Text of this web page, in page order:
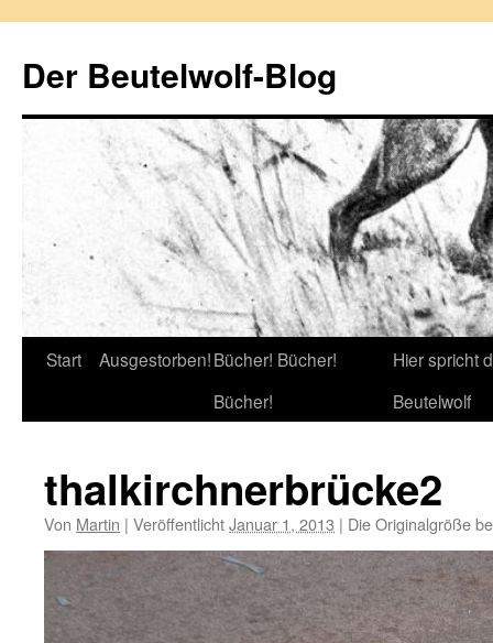
springen
Der Beutelwolf-Blog
Start Ausgestorben!Bücher! Bücher!
Bücher!
Hier spricht
Beutelwolf
thalkirchnerbrücke2
Von Martin | VeröffentlichtJanuar 1, 2013 | Die Originalgröße